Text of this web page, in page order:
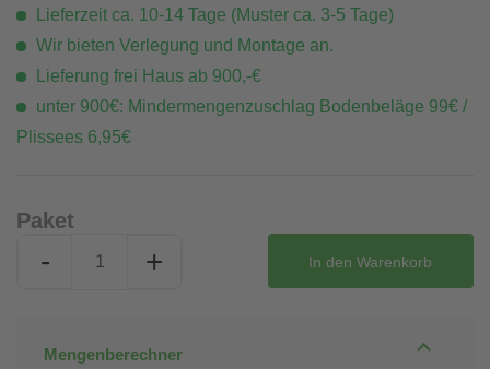
Lieferzeit ca. 10-14 Tage (Muster ca. 3-5 Tage)
Wir bieten Verlegung und Montage an.
Lieferung frei Haus ab 900,-€
unter 900€: Mindermengenzuschlag Bodenbeläge 99€ /
Plissees 6,95€
Paket
- + In den Warenkorb
Mengenberechner